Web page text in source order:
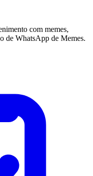
com memes,
de WhatsApp de Memes.